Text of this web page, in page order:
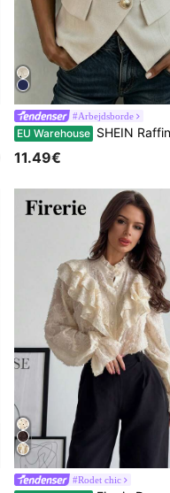
#Arbejdsborde
EU Warehouse SHEIN Raffinéa Dame-top i beige til sommer, afslappet elegant kontortop med korte ærmer, dyb V-hals, crossover-
11.49€
#Rodet chic